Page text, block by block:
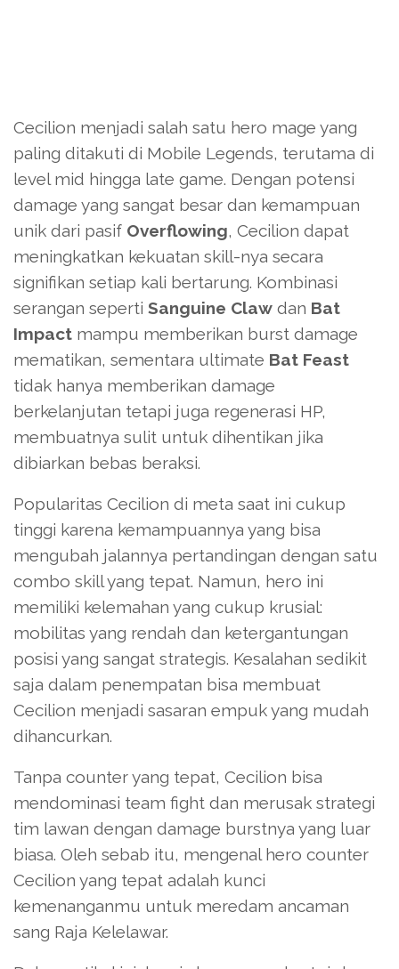
Cecilion menjadi salah satu hero mage yang
paling ditakuti di Mobile Legends, terutama di
level mid hingga late game. Dengan potensi
damage yang sangat besar dan kemampuan
unik dari pasif Overflowing, Cecilion dapat
meningkatkan kekuatan skill-nya secara
signifikan setiap kali bertarung. Kombinasi
serangan seperti Sanguine Claw dan Bat
Impact mampu memberikan burst damage
mematikan, sementara ultimate Bat Feast
tidak hanya memberikan damage
berkelanjutan tetapi juga regenerasi HP,
membuatnya sulit untuk dihentikan jika
dibiarkan bebas beraksi.
Popularitas Cecilion di meta saat ini cukup
tinggi karena kemampuannya yang bisa
mengubah jalannya pertandingan dengan satu
combo skill yang tepat. Namun, hero ini
memiliki kelemahan yang cukup krusial:
mobilitas yang rendah dan ketergantungan
posisi yang sangat strategis. Kesalahan sedikit
saja dalam penempatan bisa membuat
Cecilion menjadi sasaran empuk yang mudah
dihancurkan.
Tanpa counter yang tepat, Cecilion bisa
mendominasi team fight dan merusak strategi
tim lawan dengan damage burstnya yang luar
biasa. Oleh sebab itu, mengenal hero counter
Cecilion yang tepat adalah kunci
kemenanganmu untuk meredam ancaman
sang Raja Kelelawar.